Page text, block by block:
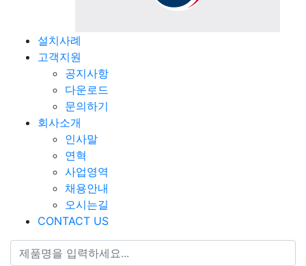
설치사례
고객지원
공지사항
다운로드
문의하기
회사소개
인사말
연혁
사업영역
채용안내
오시는길
CONTACT US